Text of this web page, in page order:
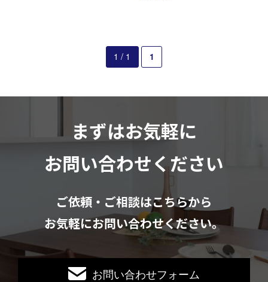
1 / 1 1
まずはお気軽に
お問い合わせください
ご依頼・ご相談はこちらから
お気軽にお問い合わせください。
お問い合わせフォーム